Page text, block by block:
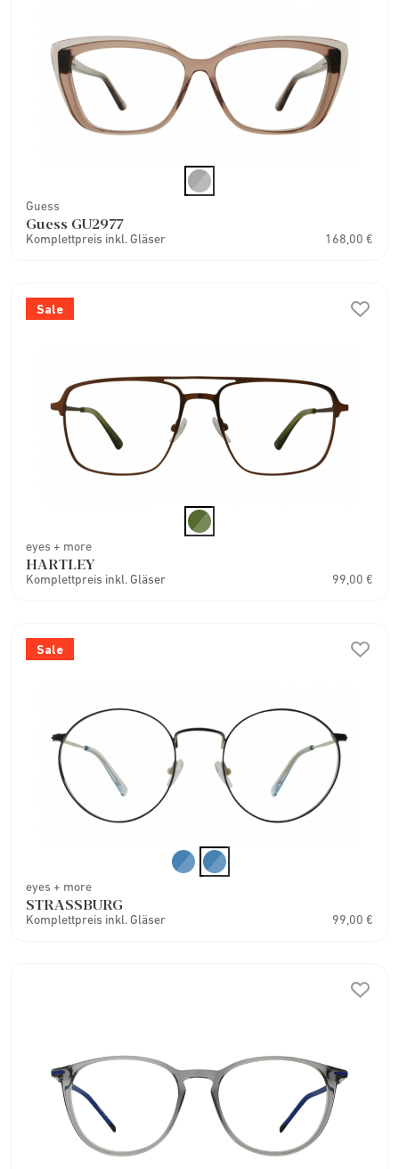
Guess
Guess GU2977
Komplettpreis inkl. Gläser 168,00 €
Sale
eyes + more
HARTLEY
Komplettpreis inkl. Gläser 99,00 €
Sale
eyes + more
STRASSBURG
Komplettpreis inkl. Gläser 99,00 €